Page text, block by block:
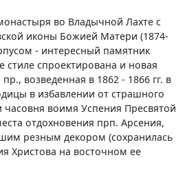
во Владычной Лахте с
иконы Божией Матери (1874-
- интересный памятник
стиле спроектирована и новая
возведенная в 1862 - 1866 гг. в
в избавлении от страшного
часовня воимя Успения Пресвятой
отдохновения прп. Арсения,
резным декором (сохранилась
Христова на восточном ее